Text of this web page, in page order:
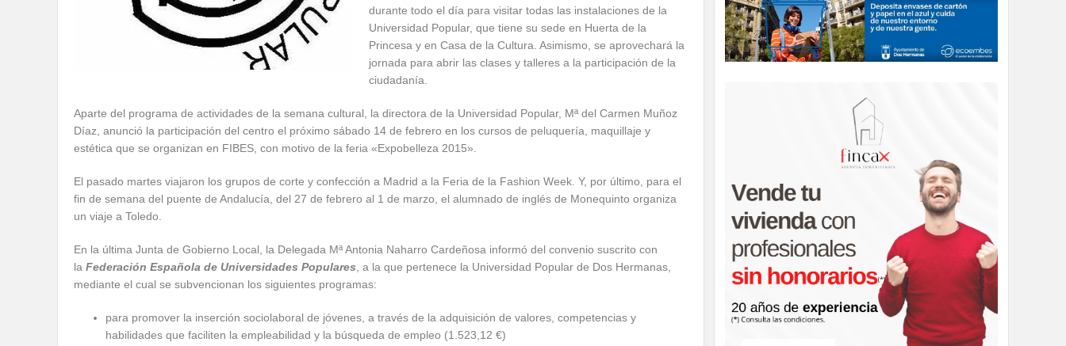
durante todo el día para visitar todas las instalaciones de la
Universidad Popular, que tiene su sede en Huerta de la
Princesa y en Casa de la Cultura. Asimismo, se aprovechará la
jornada para abrir las clases y talleres a la participación de la
ciudadanía.
Aparte del programa de actividades de la semana cultural, la directora de la Universidad Popular, Mª del Carmen Muñoz
Díaz, anunció la participación del centro el próximo sábado 14 de febrero en los cursos de peluquería, maquillaje y
estética que se organizan en FIBES, con motivo de la feria «Expobelleza 2015».
El pasado martes viajaron los grupos de corte y confección a Madrid a la Feria de la Fashion Week. Y, por último, para el
fin de semana del puente de Andalucía, del 27 de febrero al 1 de marzo, el alumnado de inglés de Monequinto organiza
un viaje a Toledo.
En la última Junta de Gobierno Local, la Delegada Mª Antonia Naharro Cardeñosa informó del convenio suscrito con
la Federación Española de Universidades Populares , a la que pertenece la Universidad Popular de Dos Hermanas,
mediante el cual se subvencionan los siguientes programas:
para promover la inserción sociolaboral de jóvenes, a través de la adquisición de valores, competencias y
habilidades que faciliten la empleabilidad y la búsqueda de empleo (1.523,12 €)